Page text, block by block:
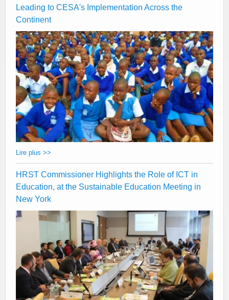
Leading to CESA's Implementation Across the
Continent
Lire plus >>
HRST Commissioner Highlights the Role of ICT in
Education, at the Sustainable Education Meeting in
New York